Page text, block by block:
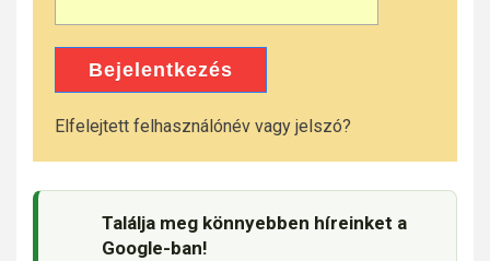
Bejelentkezés
Elfelejtett felhasználónév vagy jelszó?
Találja meg könnyebben híreinket a
Google-ban!